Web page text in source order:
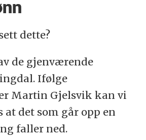
dette?
de gjenværende
Ifølge
Martin Gjelsvik kan vi
at det som går opp en
faller ned.